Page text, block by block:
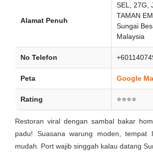
Alamat Penuh
SEL, 27G,
TAMAN
Sungai
Malaysia
No Telefon
Peta Google
Rating ⭐⭐⭐⭐
Restoran viral dengan sambal bakar
padu! Suasana warung moden, tempat
mudah. Port wajib singgah kalau datang